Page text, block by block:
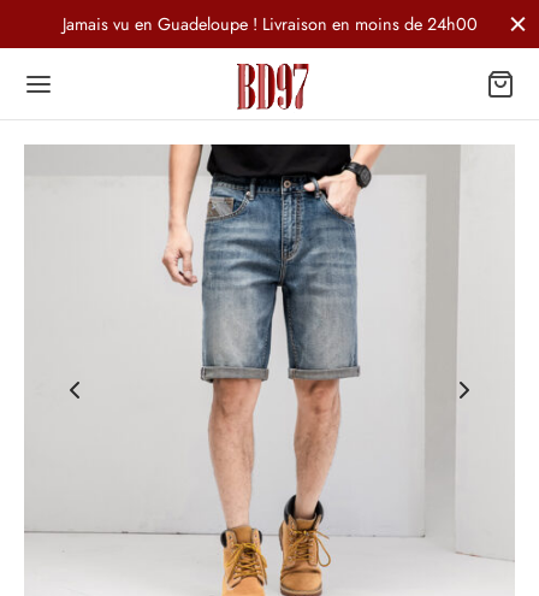
Jamais vu en Guadeloupe ! Livraison en moins de 24h00